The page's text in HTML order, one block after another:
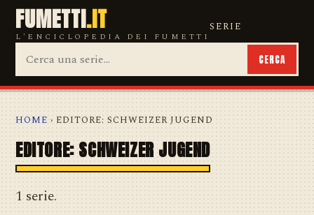
FUMETTI.IT
L'ENCICLOPEDIA DEI FUMETTI
SERIE
CERCA
HOME › EDITORE: SCHWEIZER JUGEND
EDITORE: SCHWEIZER JUGEND
1 serie.